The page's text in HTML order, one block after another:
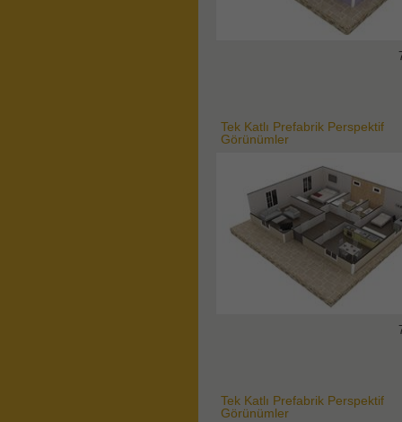
Tek Katlı Prefabrik Perspektif
Görünümler
Tek Katlı Prefabrik Perspektif
Görünümler